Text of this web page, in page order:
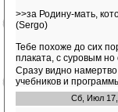
>>за Родину-мать,
(Sergo)
Тебе похоже до сих
плаката, с суровым
Сразу видно
учебников и
Сб, Июл 17,